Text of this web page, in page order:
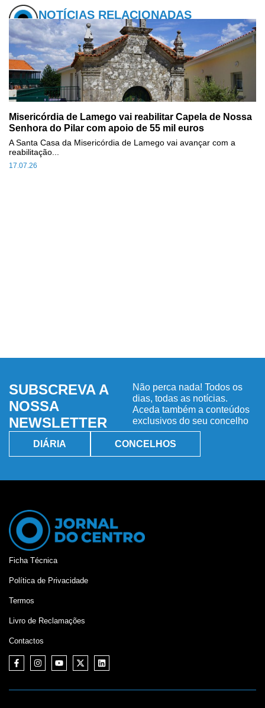
NOTÍCIAS RELACIONADAS
Misericórdia de Lamego vai reabilitar Capela de Nossa
Senhora do Pilar com apoio de 55 mil euros
17.07.26
A Santa Casa da Misericórdia de Lamego vai avançar com a
reabilitação...
SUBSCREVA A
NOSSA
NEWSLETTER
Não perca nada! Todos os
dias, todas as notícias.
Aceda também a conteúdos
exclusivos do seu concelho
DIÁRIA CONCELHOS
Ficha Técnica
Política de Privacidade
Termos
Livro de Reclamações
Contactos